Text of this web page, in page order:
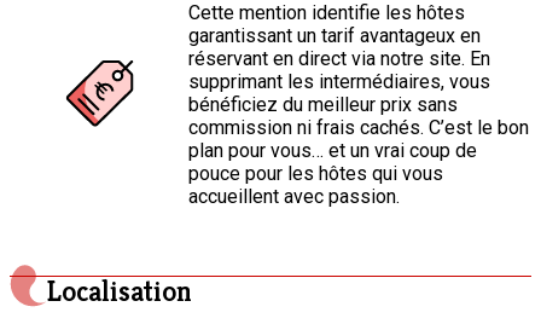
Cette mention identifie les hôtes
garantissant un tarif avantageux en
réservant en direct via notre site. En
supprimant les intermédiaires, vous
bénéficiez du meilleur prix sans
commission ni frais cachés. C’est le bon
plan pour vous… et un vrai coup de
pouce pour les hôtes qui vous
accueillent avec passion.
Localisation